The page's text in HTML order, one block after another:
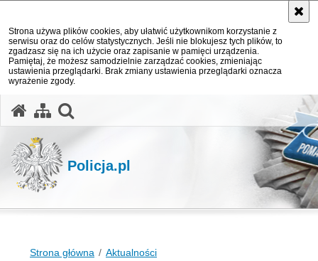
Strona używa plików cookies, aby ułatwić użytkownikom korzystanie z
serwisu oraz do celów statystycznych. Jeśli nie blokujesz tych plików, to
zgadzasz się na ich użycie oraz zapisanie w pamięci urządzenia.
Pamiętaj, że możesz samodzielnie zarządzać cookies, zmieniając
ustawienia przeglądarki. Brak zmiany ustawienia przeglądarki oznacza
wyrażenie zgody.
Policja.pl
Strona główna Aktualności